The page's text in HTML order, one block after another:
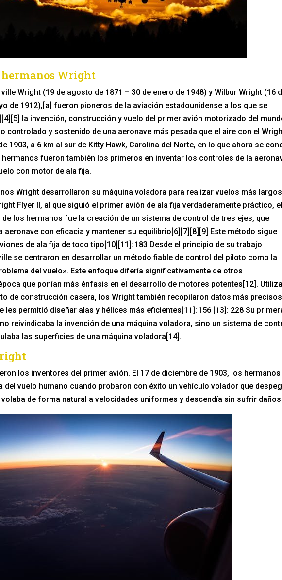
Wright
Wright (19 de agosto de 1871 – 30 de enero de 1948) y Wilbur Wright (16
de 1912),[a] fueron pioneros de la aviación estadounidense a los que se
la invención, construcción y vuelo del primer avión motorizado del
controlado y sostenido de una aeronave más pesada que el aire con el
1903, a 6 km al sur de Kitty Hawk, Carolina del Norte, en lo que ahora se
fueron también los primeros en inventar los controles de la
con motor de ala fija.
Wright desarrollaron su máquina voladora para realizar vuelos más
Flyer II, al que siguió el primer avión de ala fija verdaderamente práctico, el
de los hermanos fue la creación de un sistema de control de tres ejes, que
aeronave con eficacia y mantener su equilibrio[6][7][8][9] Este método sigue
de ala fija de todo tipo[10][11]: 183 Desde el principio de su trabajo
se centraron en desarrollar un método fiable de control del piloto como la
del vuelo». Este enfoque difería significativamente de otros
que ponían más énfasis en el desarrollo de motores potentes[12].
de construcción casera, los Wright también recopilaron datos más precisos
les permitió diseñar alas y hélices más eficientes[11]: 156 [13]: 228 Su
reivindicaba la invención de una máquina voladora, sino un sistema de
las superficies de una máquina voladora[14].
los inventores del primer avión. El 17 de diciembre de 1903, los hermanos
del vuelo humano cuando probaron con éxito un vehículo volador que
de forma natural a velocidades uniformes y descendía sin sufrir daños.